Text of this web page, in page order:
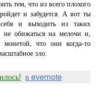
тем, что из всего плохого
и забудется. А вот ты
и выходить из таких
не обижаться на мелочи и,
что они когда-то
зло.
в evernote